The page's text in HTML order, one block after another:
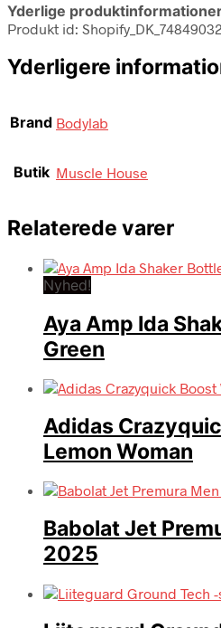
Yderlige
Produkt id:
Yderligere
Brand Bodylab
Butik Muscle House
Relaterede varer
Nyhed!
Aya Amp Ida
Green
Adidas
Lemon Woman
Babolat Jet
2025